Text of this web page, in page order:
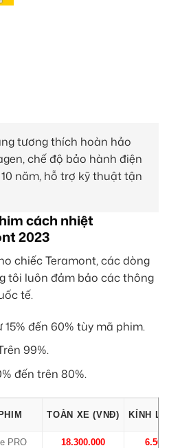
tương thích hoàn hảo
chế độ bảo hành điện
năm, hỗ trợ kỹ thuật tận
cách nhiệt
2023
chiếc Teramont, các dòng
tôi luôn đảm bảo các thông
tế.
15% đến 60% tùy mã phim.
99%.
đến trên 80%.
TOÀN XE (VNĐ) KÍNH
PRO 18.300.000